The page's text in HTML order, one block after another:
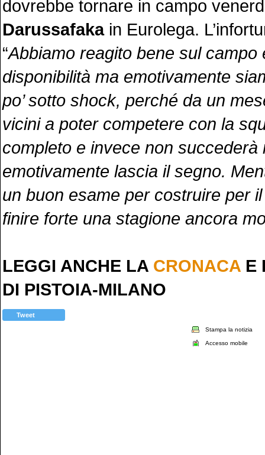
dovrebbe tornare in campo
Darussafakain Eurolega.
“Abbiamo reagito bene sul campo
disponibilità ma emotivamente
po’ sotto shock, perché da un
vicini a poter competere con la
completo e invece non succederà
emotivamente lascia il segno.
un buon esame per costruire per
finire forte una stagione ancora
LEGGI ANCHE LA CRONACA E
DI PISTOIA-MILANO
Tweet
Stampa la notizia
Accesso mobile